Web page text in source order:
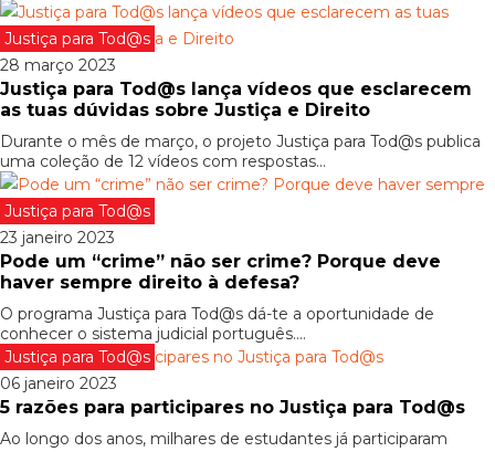
Justiça para Tod@s
28 março 2023
Justiça para Tod@s lança vídeos que esclarecem
as tuas dúvidas sobre Justiça e Direito
Durante o mês de março, o projeto Justiça para Tod@s publica
uma coleção de 12 vídeos com respostas...
Justiça para Tod@s
23 janeiro 2023
Pode um “crime” não ser crime? Porque deve
haver sempre direito à defesa?
O programa Justiça para Tod@s dá-te a oportunidade de
conhecer o sistema judicial português....
Justiça para Tod@s
06 janeiro 2023
5 razões para participares no Justiça para Tod@s
Ao longo dos anos, milhares de estudantes já participaram